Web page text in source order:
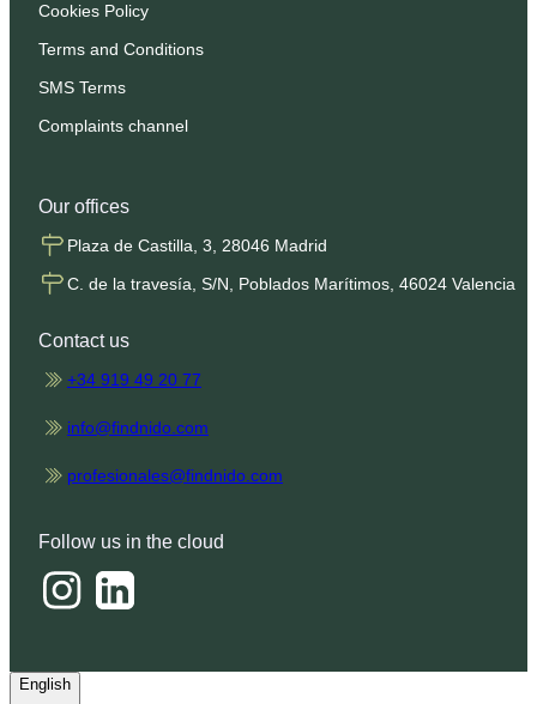
Cookies Policy
Terms and Conditions
SMS Terms
Complaints channel
Our offices
Plaza de Castilla, 3, 28046 Madrid
C. de la travesía, S/N, Poblados Marítimos, 46024 Valencia
Contact us
+34 919 49 20 77
info@findnido.com
profesionales@findnido.com
Follow us in the cloud
English